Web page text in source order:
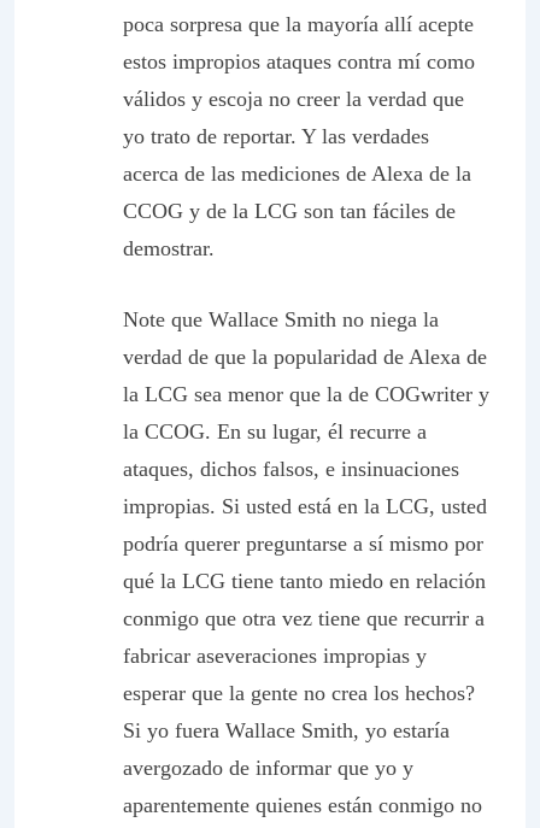
poca sorpresa que la mayoría allí acepte
estos impropios ataques contra mí como
válidos y escoja no creer la verdad que
yo trato de reportar. Y las verdades
acerca de las mediciones de Alexa de la
CCOG y de la LCG son tan fáciles de
demostrar.
Note que Wallace Smith no niega la
verdad de que la popularidad de Alexa de
la LCG sea menor que la de COGwriter y
la CCOG. En su lugar, él recurre a
ataques, dichos falsos, e insinuaciones
impropias. Si usted está en la LCG, usted
podría querer preguntarse a sí mismo por
qué la LCG tiene tanto miedo en relación
conmigo que otra vez tiene que recurrir a
fabricar aseveraciones impropias y
esperar que la gente no crea los hechos?
Si yo fuera Wallace Smith, yo estaría
avergozado de informar que yo y
aparentemente quienes están conmigo no